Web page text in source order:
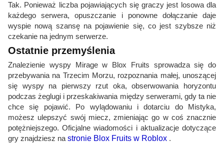
Tak. Ponieważ liczba pojawiających się graczy jest losowa dla
każdego serwera, opuszczanie i ponowne dołączanie daje
wyspie nową szansę na pojawienie się, co jest szybsze niż
czekanie na jednym serwerze.
Ostatnie przemyślenia
Znalezienie wyspy Mirage w Blox Fruits sprowadza się do
przebywania na Trzecim Morzu, rozpoznania małej, unoszącej
się wyspy na pierwszy rzut oka, obserwowania horyzontu
podczas żeglugi i przeskakiwania między serwerami, gdy ta nie
chce się pojawić. Po wylądowaniu i dotarciu do Mistyka,
możesz ulepszyć swój miecz, zmieniając go w coś znacznie
potężniejszego. Oficjalne wiadomości i aktualizacje dotyczące
gry znajdziesz na stronie Blox Fruits w Roblox .